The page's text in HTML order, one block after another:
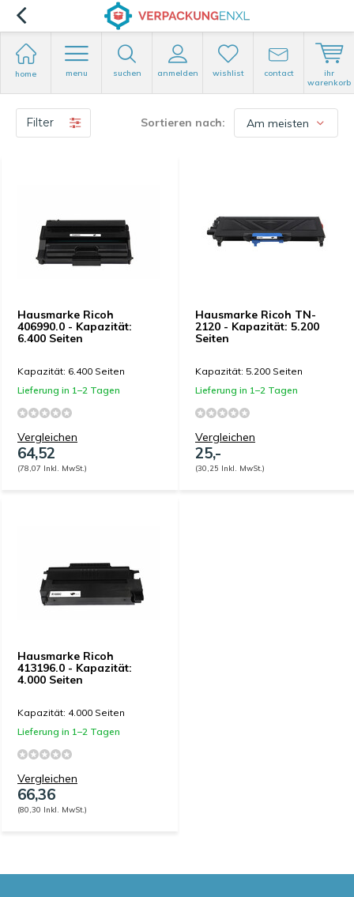
home menu suchen anmelden wishlist contact
ihr
warenkorb
Filter Sortieren nach:
Hausmarke Ricoh
406990.0 - Kapazität:
6.400 Seiten
Kapazität: 6.400 Seiten
Lieferung in 1–2 Tagen
Vergleichen
64,52
(78,07 Inkl. MwSt.)
Hausmarke Ricoh TN-
2120 - Kapazität: 5.200
Seiten
Kapazität: 5.200 Seiten
Lieferung in 1–2 Tagen
Vergleichen
25,-
(30,25 Inkl. MwSt.)
Hausmarke Ricoh
413196.0 - Kapazität:
4.000 Seiten
Kapazität: 4.000 Seiten
Lieferung in 1–2 Tagen
Vergleichen
66,36
(80,30 Inkl. MwSt.)